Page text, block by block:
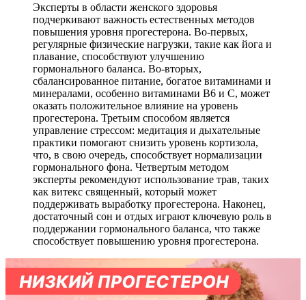
Эксперты в области женского здоровья
подчеркивают важность естественных методов
повышения уровня прогестерона. Во-первых,
регулярные физические нагрузки, такие как йога и
плавание, способствуют улучшению
гормонального баланса. Во-вторых,
сбалансированное питание, богатое витаминами и
минералами, особенно витаминами B6 и C, может
оказать положительное влияние на уровень
прогестерона. Третьим способом является
управление стрессом: медитация и дыхательные
практики помогают снизить уровень кортизола,
что, в свою очередь, способствует нормализации
гормонального фона. Четвертым методом
эксперты рекомендуют использование трав, таких
как витекс священный, который может
поддерживать выработку прогестерона. Наконец,
достаточный сон и отдых играют ключевую роль в
поддержании гормонального баланса, что также
способствует повышению уровня прогестерона.